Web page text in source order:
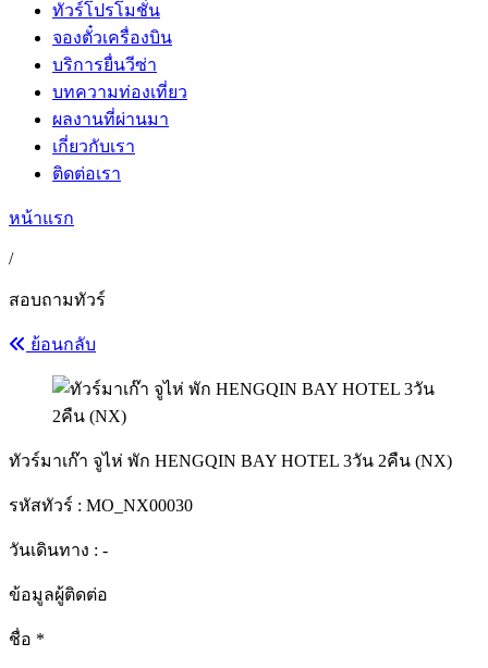
ทัวร์โปรโมชั่น
จองตั๋วเครื่องบิน
บริการยื่นวีซ่า
บทความท่องเที่ยว
ผลงานที่ผ่านมา
เกี่ยวกับเรา
ติดต่อเรา
หน้าแรก
/
สอบถามทัวร์
ย้อนกลับ
ทัวร์มาเก๊า จูไห่ พัก HENGQIN BAY HOTEL 3วัน 2คืน (NX)
รหัสทัวร์ : MO_NX00030
วันเดินทาง : -
ข้อมูลผู้ติดต่อ
ชื่อ *